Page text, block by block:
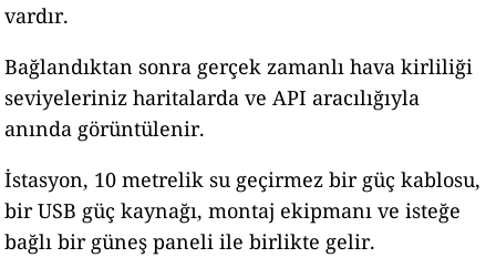
vardır.
Bağlandıktan sonra gerçek zamanlı hava kirliliği
seviyeleriniz haritalarda ve API aracılığıyla
anında görüntülenir.
İstasyon, 10 metrelik su geçirmez bir güç kablosu,
bir USB güç kaynağı, montaj ekipmanı ve isteğe
bağlı bir güneş paneli ile birlikte gelir.